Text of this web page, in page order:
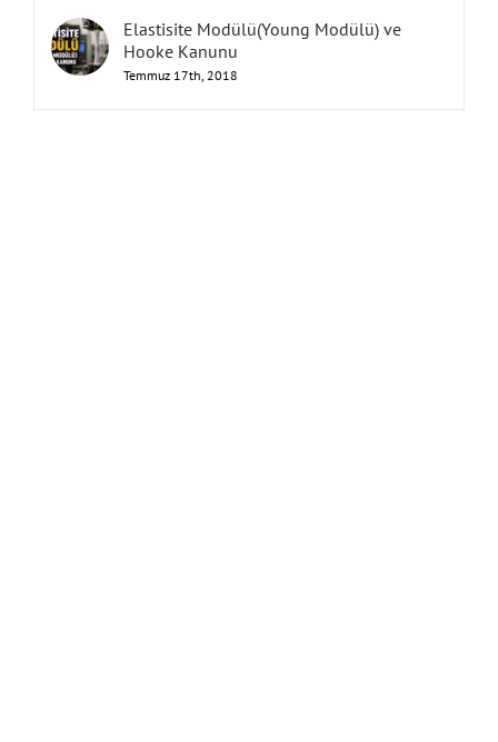
Elastisite Modülü(Young Modülü) ve
Hooke Kanunu
Temmuz 17th, 2018